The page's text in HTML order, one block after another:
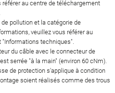
référer au centre de téléchargement
pollution et la catégorie de
veuillez vous référer au
techniques".
du câble avec le connecteur de
serrée "à la main" (environ 60 cNm).
de protection s'applique à condition
soient réalisés comme des trous